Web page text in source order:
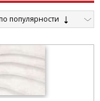
по популярности